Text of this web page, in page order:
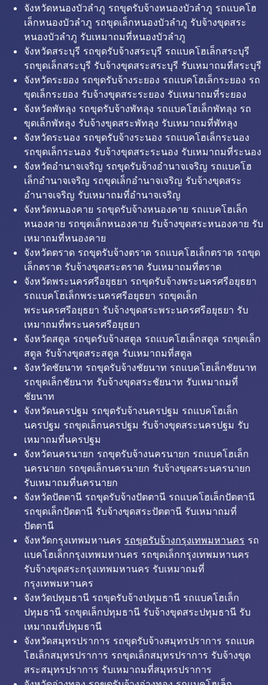
จังหวัดหนองบัวลำภู รถขุดรับจ้างหนองบัวลำภู รถแบคโฮ
เล็กหนองบัวลำภู รถขุดเล็กหนองบัวลำภู รับจ้างขุดสระ
หนองบัวลำภู รับเหมาถมที่หนองบัวลำภู
จังหวัดสระบุรี รถขุดรับจ้างสระบุรี รถแบคโฮเล็กสระบุรี
รถขุดเล็กสระบุรี รับจ้างขุดสระสระบุรี รับเหมาถมที่สระบุรี
จังหวัดระยอง รถขุดรับจ้างระยอง รถแบคโฮเล็กระยอง รถ
ขุดเล็กระยอง รับจ้างขุดสระระยอง รับเหมาถมที่ระยอง
จังหวัดพัทลุง รถขุดรับจ้างพัทลุง รถแบคโฮเล็กพัทลุง รถ
ขุดเล็กพัทลุง รับจ้างขุดสระพัทลุง รับเหมาถมที่พัทลุง
จังหวัดระนอง รถขุดรับจ้างระนอง รถแบคโฮเล็กระนอง
รถขุดเล็กระนอง รับจ้างขุดสระระนอง รับเหมาถมที่ระนอง
จังหวัดอำนาจเจริญ รถขุดรับจ้างอำนาจเจริญ รถแบคโฮ
เล็กอำนาจเจริญ รถขุดเล็กอำนาจเจริญ รับจ้างขุดสระ
อำนาจเจริญ รับเหมาถมที่อำนาจเจริญ
จังหวัดหนองคาย รถขุดรับจ้างหนองคาย รถแบคโฮเล็ก
หนองคาย รถขุดเล็กหนองคาย รับจ้างขุดสระหนองคาย รับ
เหมาถมที่หนองคาย
จังหวัดตราด รถขุดรับจ้างตราด รถแบคโฮเล็กตราด รถขุด
เล็กตราด รับจ้างขุดสระตราด รับเหมาถมที่ตราด
จังหวัดพระนครศรีอยุธยา รถขุดรับจ้างพระนครศรีอยุธยา
รถแบคโฮเล็กพระนครศรีอยุธยา รถขุดเล็ก
พระนครศรีอยุธยา รับจ้างขุดสระพระนครศรีอยุธยา รับ
เหมาถมที่พระนครศรีอยุธยา
จังหวัดสตูล รถขุดรับจ้างสตูล รถแบคโฮเล็กสตูล รถขุดเล็ก
สตูล รับจ้างขุดสระสตูล รับเหมาถมที่สตูล
จังหวัดชัยนาท รถขุดรับจ้างชัยนาท รถแบคโฮเล็กชัยนาท
รถขุดเล็กชัยนาท รับจ้างขุดสระชัยนาท รับเหมาถมที่
ชัยนาท
จังหวัดนครปฐม รถขุดรับจ้างนครปฐม รถแบคโฮเล็ก
นครปฐม รถขุดเล็กนครปฐม รับจ้างขุดสระนครปฐม รับ
เหมาถมที่นครปฐม
จังหวัดนครนายก รถขุดรับจ้างนครนายก รถแบคโฮเล็ก
นครนายก รถขุดเล็กนครนายก รับจ้างขุดสระนครนายก
รับเหมาถมที่นครนายก
จังหวัดปัตตานี รถขุดรับจ้างปัตตานี รถแบคโฮเล็กปัตตานี
รถขุดเล็กปัตตานี รับจ้างขุดสระปัตตานี รับเหมาถมที่
ปัตตานี
จังหวัดกรุงเทพมหานคร รถขุดรับจ้างกรุงเทพมหานคร รถ
แบคโฮเล็กกรุงเทพมหานคร รถขุดเล็กกรุงเทพมหานคร
รับจ้างขุดสระกรุงเทพมหานคร รับเหมาถมที่
กรุงเทพมหานคร
จังหวัดปทุมธานี รถขุดรับจ้างปทุมธานี รถแบคโฮเล็ก
ปทุมธานี รถขุดเล็กปทุมธานี รับจ้างขุดสระปทุมธานี รับ
เหมาถมที่ปทุมธานี
จังหวัดสมุทรปราการ รถขุดรับจ้างสมุทรปราการ รถแบค
โฮเล็กสมุทรปราการ รถขุดเล็กสมุทรปราการ รับจ้างขุด
สระสมุทรปราการ รับเหมาถมที่สมุทรปราการ